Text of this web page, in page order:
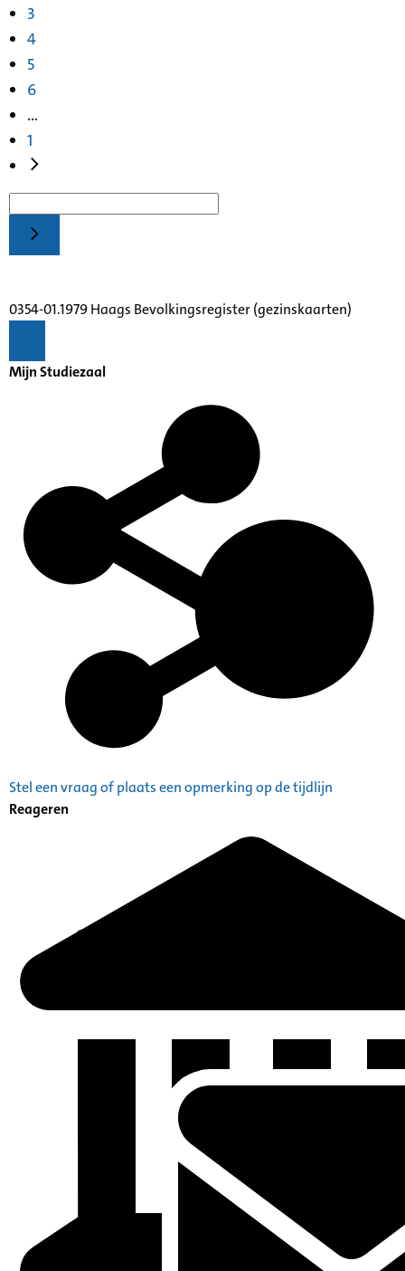
3
4
5
6
...
1
0354-01.1979 Haags Bevolkingsregister (gezinskaarten)
Mijn Studiezaal
Stel een vraag of plaats een opmerking op de tijdlijn
Reageren